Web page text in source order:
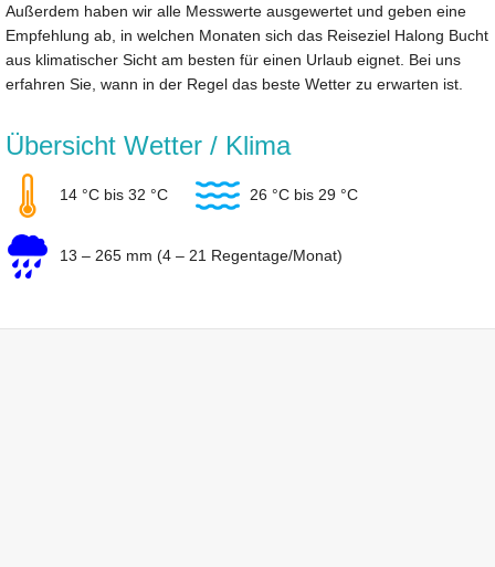
Außerdem haben wir alle Messwerte ausgewertet und geben eine
Empfehlung ab, in welchen Monaten sich das Reiseziel Halong Bucht
aus klimatischer Sicht am besten für einen Urlaub eignet. Bei uns
erfahren Sie, wann in der Regel das beste Wetter zu erwarten ist.
Übersicht Wetter / Klima
14 °C bis 32 °C 26 °C bis 29 °C
13 – 265 mm (4 – 21 Regentage/Monat)